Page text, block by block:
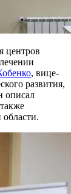
центров
, вице-
развития,
описал